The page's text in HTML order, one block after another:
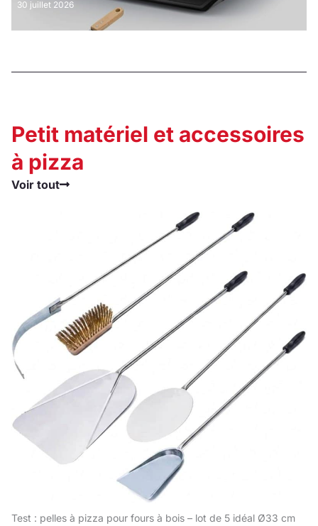
30 juillet 2026
Petit matériel et accessoires
à pizza
Voir tout
Test : pelles à pizza pour fours à bois – lot de 5 idéal Ø33 cm